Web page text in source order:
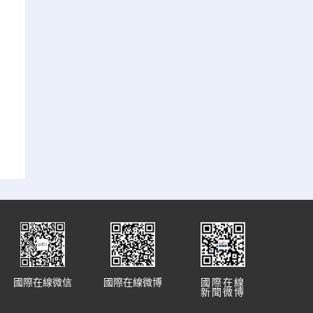
國際在線
新聞微博
國際在線微博
國際在線微信